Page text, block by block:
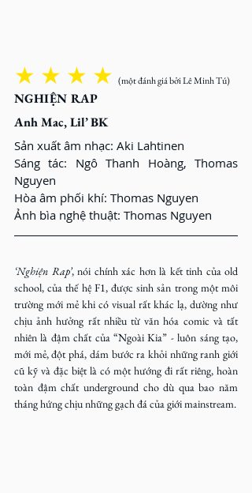
★ ★ ★ ★ (một đánh giá bởi Lê Minh Tú)
NGHIỆN RAP
Anh Mac, Lil’ BK
Sản xuất âm nhạc: Aki Lahtinen
Sáng tác: Ngô Thanh Hoàng, Thomas
Nguyen
Hòa âm phối khí: Thomas Nguyen
Ảnh bìa nghệ thuật: Thomas Nguyen
‘Nghiện Rap’, nói chính xác hơn là kết tinh của old
school, của thế hệ F1, được sinh sản trong một môi
trường mới mẻ khi có visual rất khác lạ, dường như
chịu ảnh hưởng rất nhiều từ văn hóa comic và tất
nhiên là đậm chất của “Ngoài Kia” - luôn sáng tạo,
mới mẻ, đột phá, dám bước ra khỏi những ranh giới
cũ kỹ và đặc biệt là có một hướng đi rất riêng, hoàn
toàn đậm chất underground cho dù qua bao năm